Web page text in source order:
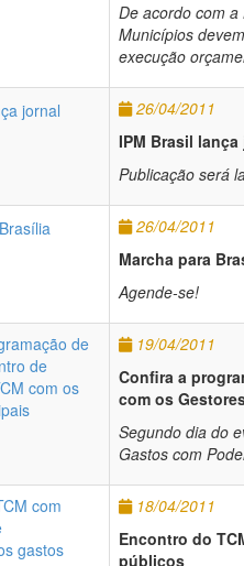
De acordo com
Municípios
execução
26/04/2011
IPM Brasil
Publicação será
26/04/2011
Marcha para
Agende-se!
19/04/2011
Confira a
com os
Segundo dia do
Gastos com
18/04/2011
Encontro do
públicos